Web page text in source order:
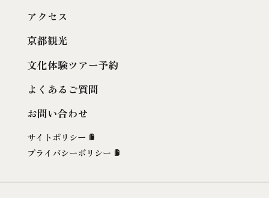
アクセス
京都観光
文化体験ツアー予約
よくあるご質問
お問い合わせ
サイトポリシー
プライバシーポリシー